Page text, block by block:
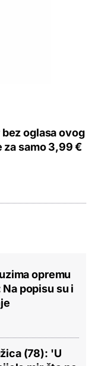
oglasa ovog
samo 3,99 €
opremu
popisu su i
(78): 'U